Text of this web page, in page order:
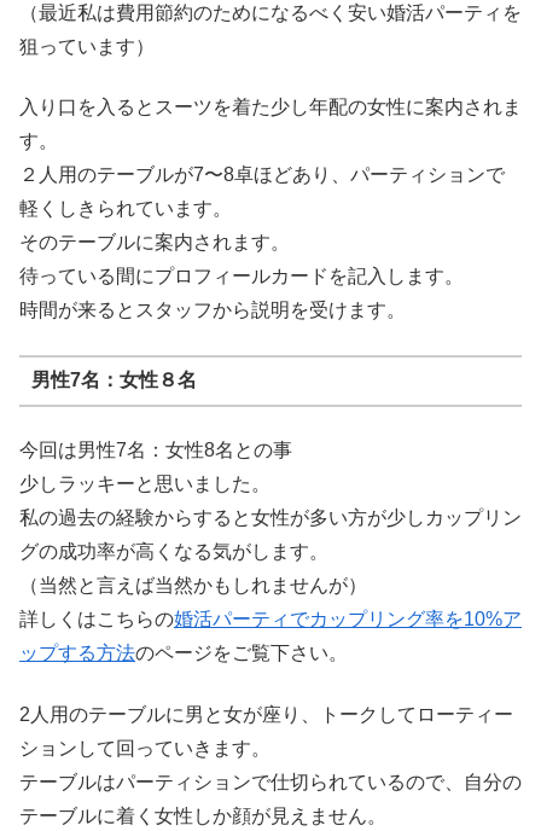
（最近私は費用節約のためになるべく安い婚活パーティを
狙っています）
入り口を入るとスーツを着た少し年配の女性に案内されま
す。
２人用のテーブルが7〜8卓ほどあり、パーティションで
軽くしきられています。
そのテーブルに案内されます。
待っている間にプロフィールカードを記入します。
時間が来るとスタッフから説明を受けます。
男性7名：女性８名
今回は男性7名：女性8名との事
少しラッキーと思いました。
私の過去の経験からすると女性が多い方が少しカップリン
グの成功率が高くなる気がします。
（当然と言えば当然かもしれませんが）
詳しくはこちらの婚活パーティでカップリング率を10%ア
ップする方法のページをご覧下さい。
2人用のテーブルに男と女が座り、トークしてローティー
ションして回っていきます。
テーブルはパーティションで仕切られているので、自分の
テーブルに着く女性しか顔が見えません。